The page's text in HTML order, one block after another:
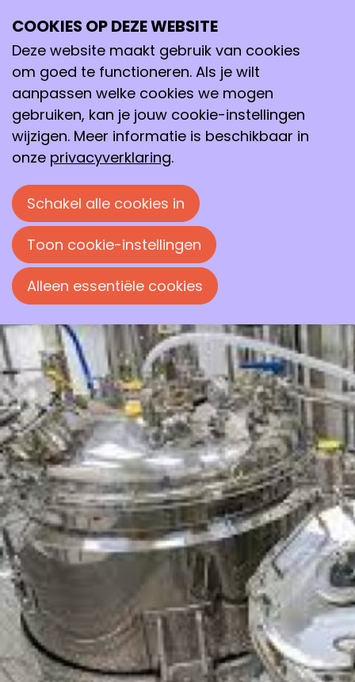
12
mei
13:00 - 18:00 Energy Barn, Groningen
NBV Food and Biobased Technology
Event 2026
The NBV workgroupFood and Biobased
Technology invites you to join our
technology event!
COOKIES OP DEZE WEBSITE
Deze website maakt gebruik van cookies
om goed te functioneren. Als je wilt
aanpassen welke cookies we mogen
gebruiken, kan je jouw cookie-instellingen
wijzigen. Meer informatie is beschikbaar in
onze privacyverklaring.
Schakel alle cookies in
Toon cookie-instellingen
Alleen essentiële cookies